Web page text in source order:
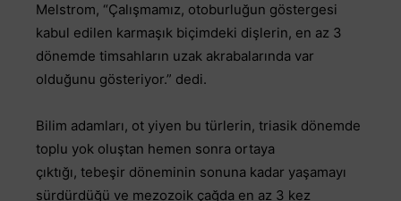
Melstrom, “Çalışmamız, otoburluğun göstergesi
kabul edilen karmaşık biçimdeki dişlerin, en az 3
dönemde timsahların uzak akrabalarında var
olduğunu gösteriyor.” dedi.
Bilim adamları, ot yiyen bu türlerin, triasik dönemde
toplu yok oluştan hemen sonra ortaya
çıktığı, tebeşir döneminin sonuna kadar yaşamayı
sürdürdüğü ve mezozoik çağda en az 3 kez